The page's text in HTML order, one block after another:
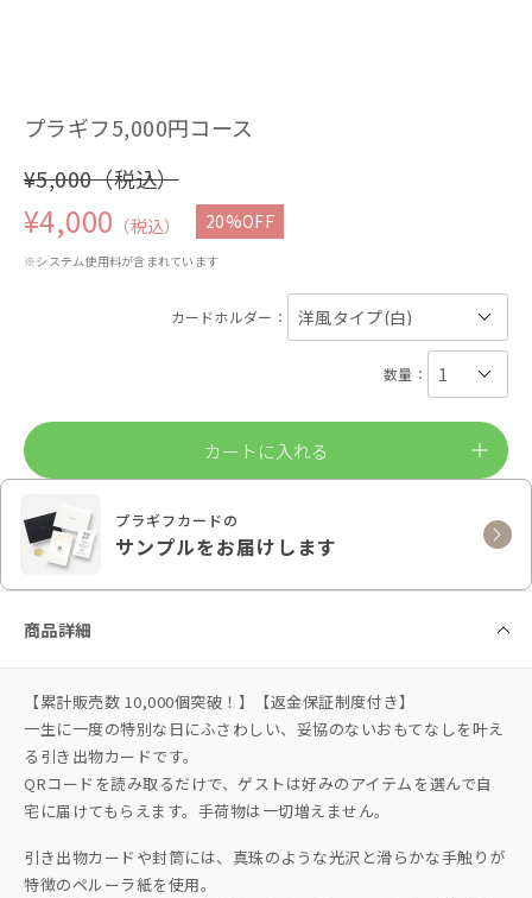
プラギフ5,000円コース
¥5,000（税込）
¥4,000 （税込） 20%OFF
※システム使用料が含まれています
カードホルダー：
数量：
カートに入れる
プラギフカードの
サンプルをお届けします
商品詳細
【累計販売数 10,000個突破！】【返金保証制度付き】
一生に一度の特別な日にふさわしい、妥協のないおもてなしを叶え
る引き出物カードです。
QRコードを読み取るだけで、ゲストは好みのアイテムを選んで自
宅に届けてもらえます。手荷物は一切増えません。
引き出物カードや封筒には、真珠のような光沢と滑らかな手触りが
特徴のペルーラ紙を使用。